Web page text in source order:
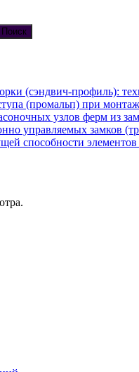
Поиск
(сэндвич-профиль):
(промальп) при
узлов ферм из
управляемых замков
способности